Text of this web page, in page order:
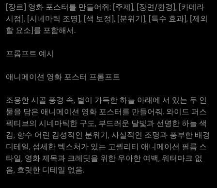
[장르] 영화 포스터를 만들어줘: [주제], [장면/환경], [카메라
시점], [시네마틱 조명], [색 보정], [분위기], [특수 효과], [제외
할 요소]를 포함해서.
프롬프트 예시
애니메이션 영화 포스터 프롬프트
조용한 시골 풍경 속, 별이 가득한 하늘 아래에 서 있는 두 인
물을 담은 애니메이션 영화 포스터를 만들어줘. 와이드 퍼스
펙티브의 시네마틱한 구도, 부드러운 달빛과 선명한 하늘 색
감, 향수 어린 감성적인 분위기, 사실적인 조명과 풍부한 배경
디테일, 섬세한 텍스처가 있는 고퀄리티 애니메이션 필름 스
타일, 영화 제목과 크레딧을 위한 우아한 여백, 워터마크 없
음, 흐릿한 디테일 없음.